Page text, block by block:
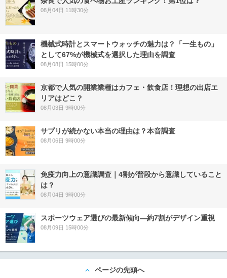
08月04日 11時30分
機械式時計とスマートウォッチの魅力は？「一生もの」
として67%が機械式を選択した理由を調査
08月08日 15時00分
京都で人気の開業業種はカフェ・飲食店！理想の出店エ
リアはどこ？
08月03日 9時00分
サプリが続かない本当の理由は？本音調査
08月06日 9時00分
免疫力向上の意識調査｜4割が普段から意識していること
は？
08月04日 9時00分
スポーツウェア選びの最新傾向―約7割がデザイン重視
08月09日 15時00分
ページの先頭へ